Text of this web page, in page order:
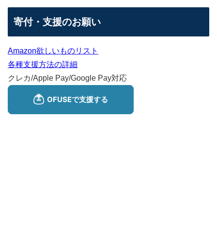
寄付・支援のお願い
Amazon欲しいものリスト
各種支援方法の詳細
クレカ/Apple Pay/Google Pay対応